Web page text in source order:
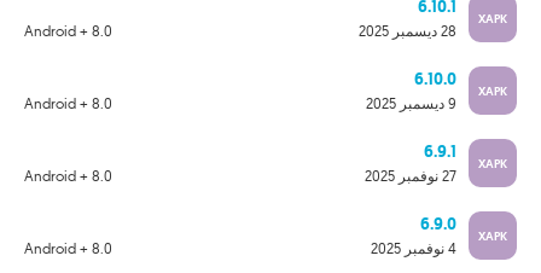
XAPK
6.10.1
Android + 8.0 28 ديسمبر 2025
XAPK
6.10.0
Android + 8.0 9 ديسمبر 2025
XAPK
6.9.1
Android + 8.0 27 نوفمبر 2025
XAPK
6.9.0
Android + 8.0 4 نوفمبر 2025